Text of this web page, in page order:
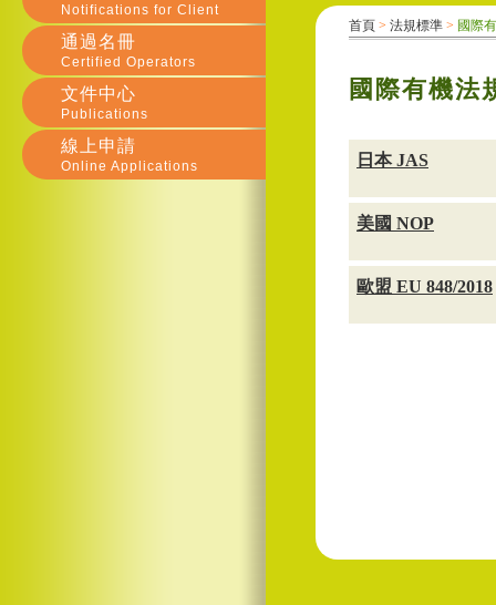
首頁 > 法規標準 > 國際
國際有機法
日本 JAS
美國 NOP
歐盟 EU 848/2018
Notifications for Client
通過名冊
Certified Operators
文件中心
Publications
線上申請
Online Applications